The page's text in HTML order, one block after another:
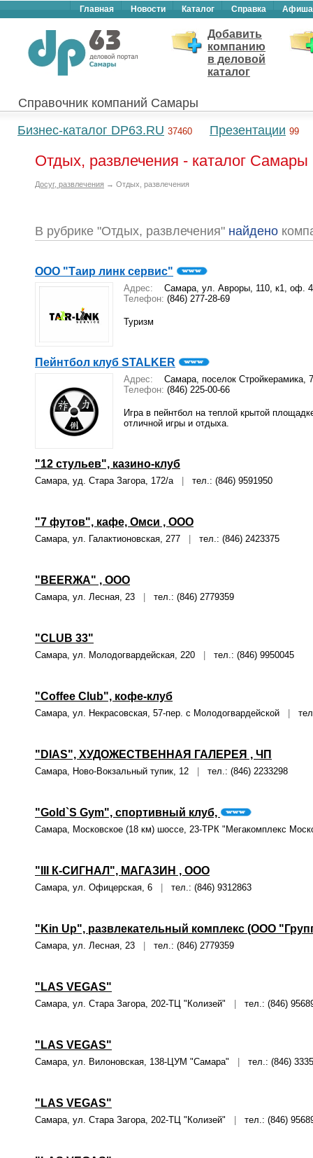
Главная Новости Каталог Справка Афиша
Добавить
компанию
в деловой
каталог
Справочник компаний Самары
Бизнес-каталог DP63.RU 37460 Презентации 99
Отдых, развлечения - каталог Самары
Досуг, развлечения → Отдых, развлечения
В рубрике "Отдых, развлечения" найдено
ООО "Таир линк сервис"
Адрес:
Самара, ул. Авроры, 110, к1, оф.
Телефон: (846) 277-28-69
Туризм
Пейнтбол клуб STALKER
Адрес:
Самара, поселок Стройкерамика,
Телефон: (846) 225-00-66
Игра в пейнтбол на теплой крытой
отличной игры и отдыха.
"12 стульев", казино-клуб
Самара, уд. Стара Загора, 172/а тел.: (846) 9591950
"7 футов", кафе, Омси , ООО
Самара, ул. Галактионовская, 277 тел.: (846) 2423375
"BEERЖА" , ООО
Самара, ул. Лесная, 23 тел.: (846) 2779359
"CLUB 33"
Самара, ул. Молодогвардейская, 220 тел.: (846) 9950045
"Coffee Club", кофе-клуб
Самара, ул. Некрасовская, 57-пер. с Молодогвардейской
"DIAS", ХУДОЖЕСТВЕННАЯ ГАЛЕРЕЯ , ЧП
Самара, Ново-Вокзальный тупик, 12 тел.: (846) 2233298
"Gold`S Gym", спортивный клуб,
Самара, Московское (18 км) шоссе, 23-ТРК "Мегакомплекс
"III К-СИГНАЛ", МАГАЗИН , ООО
Самара, ул. Офицерская, 6 тел.: (846) 9312863
"Kin Up", развлекательный комплекс (ООО
Самара, ул. Лесная, 23 тел.: (846) 2779359
"LAS VEGAS"
Самара, ул. Стара Загора, 202-ТЦ "Колизей" тел.: (846)
"LAS VEGAS"
Самара, ул. Вилоновская, 138-ЦУМ "Самара" тел.: (846)
"LAS VEGAS"
Самара, ул. Стара Загора, 202-ТЦ "Колизей" тел.: (846)